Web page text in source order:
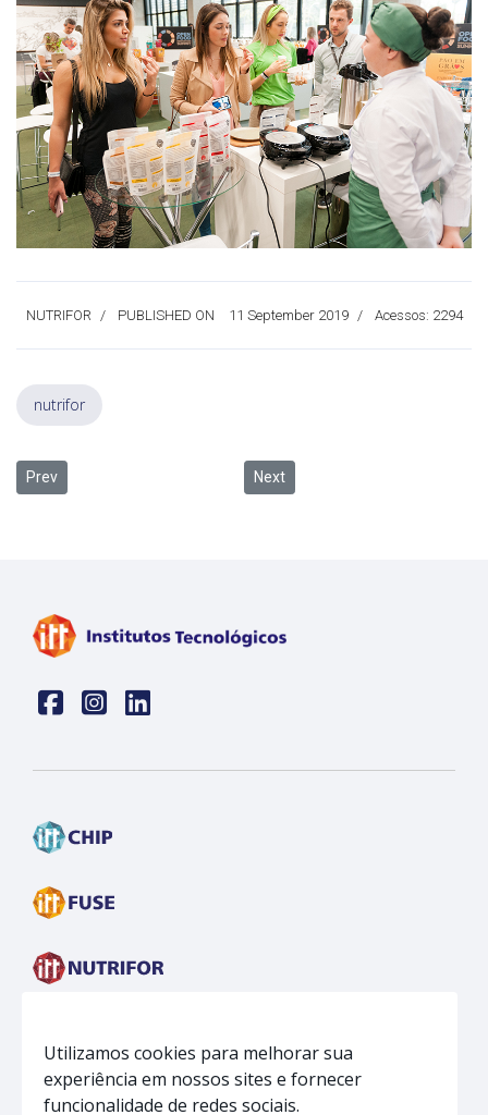
NUTRIFOR PUBLISHED ON 11 September 2019 Acessos: 2294
nutrifor
Previous article: Unisinos, Tecnosinos e Hemocord formam
Prev Next article: Open Food
Next
Utilizamos cookies para melhorar sua
experiência em nossos sites e fornecer
funcionalidade de redes sociais.